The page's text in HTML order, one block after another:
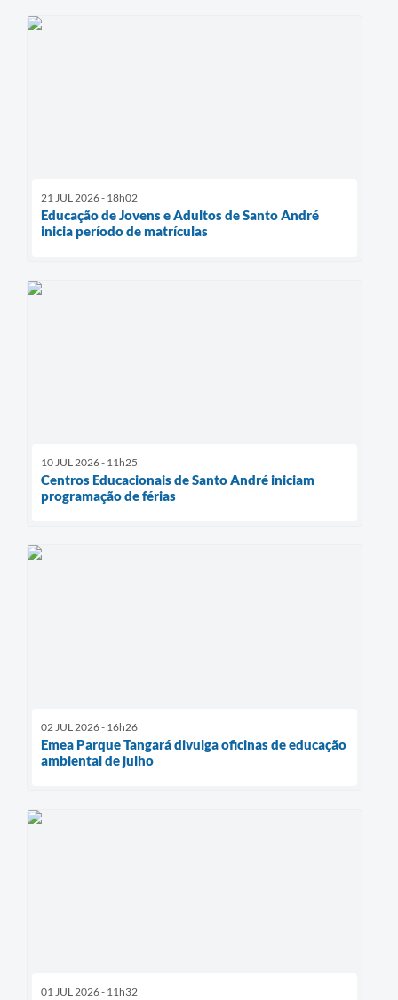
21 JUL 2026 - 18h02
Educação de Jovens e Adultos de Santo André
inicia período de matrículas
10 JUL 2026 - 11h25
Centros Educacionais de Santo André iniciam
programação de férias
02 JUL 2026 - 16h26
Emea Parque Tangará divulga oficinas de educação
ambiental de julho
01 JUL 2026 - 11h32